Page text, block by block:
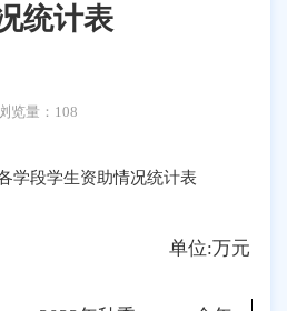
统计表
览量： 108
学段学生资助情况统计表
单位:万元